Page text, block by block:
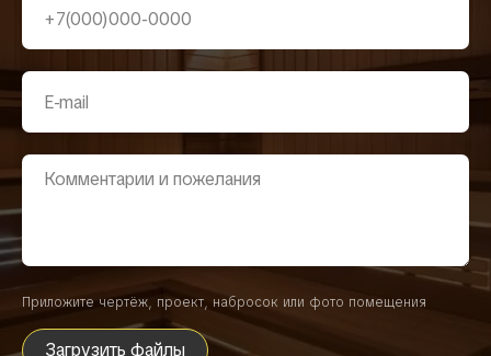
Приложите чертёж, проект, набросок или фото помещения
Загрузить файлы